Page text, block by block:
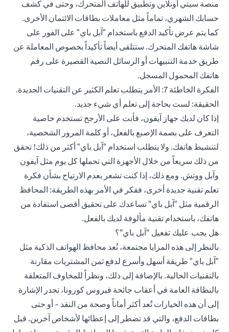
منصة سيتي أونلاين وتطبيق للهاتف المتحرك، وحتى في كشف
حسابك الشهري، تماماً مثل معاملات بطاقات الائتمان الأخرى.
كما يتم عرض تأكيد الدفع باستخدام "آبل باي" على الفور على
شاشة هاتفك المتحرك. ستتلقى أيضاً تأكيداً بخصوص المعاملة عن
طريق خدمة التنبيهات أو الرسائل النصية القصيرة على رقم
هاتفك المحمول المسجل.
الفكرة الخاطئة 7: الأمر يتطلب تعلم الكثير عن التقنيات الجديدة.
الحقيقة: لست بحاجة إلى تعلم أي شيء جديد.
إذا كان لديك جهاز آيفون، فأنت على الأرجح تستخدم خاصية
التعرف على بصمة الإصبع بالفعل، أو كلمة المرور الشخصية،
لتنشيط هاتفك. ولا يتطلب استخدام "آبل باي" أكثر من ذلك! تحقق
من ذلك سريعاً من خلال الأجهزة التي تحملها كل يوم مثل آيفون
وآبل ووتش. ومع ذلك، إذا كنت تشعر بعدم الارتياح بشأن فكرة
تعلم تقنية جديدة أخرى، ففكر في الأمر بهذه الطريقة: المحافظ
الرقمية مثل "آبل باي" تساعدك على تحقيق أقصى استفادة من
هاتفك، باستخدام تقنية مألوفة لديك بالفعل.
هل يجب عليك تفعيل "آبل باي"؟
بالنظر إلى هذه المزايا مجتمعة، تُعد محافظ الهواتف الذكية مثل
"آبل باي" طريقة أسهل وأسرع لدفع ثمن المشتريات مقارنة
بالتقنيات الحالية. بالإضافة إلى ذلك، ونظراً للمخاوف المتعلقة
بالنظافة العامة في أعقاب جائحة فيروس كورونا، تجدر الإشارة
إلى أن هذه الخيارات تُعد أكثر أماناً وصحة من النقد - أو حتى
بطاقات الدفع، والتي قد تضطر إلى إعطائها لأشخاص آخرين. قبل